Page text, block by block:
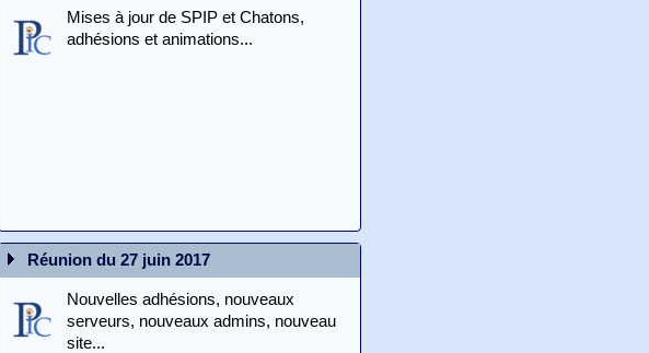
Mises à jour de SPIP et Chatons,
adhésions et animations...
Réunion du 27 juin 2017
Nouvelles adhésions, nouveaux
serveurs, nouveaux admins, nouveau
site...